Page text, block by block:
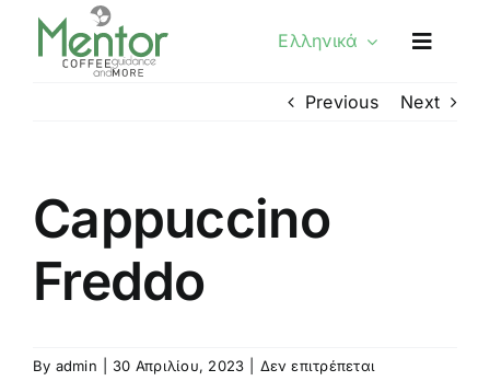
Ελληνικά
Previous Next
Cappuccino
Freddo
By admin 30 Απριλίου, 2023
Δεν επιτρέπεται